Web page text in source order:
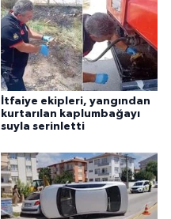
İtfaiye ekipleri, yangından
kurtarılan kaplumbağayı
suyla serinletti